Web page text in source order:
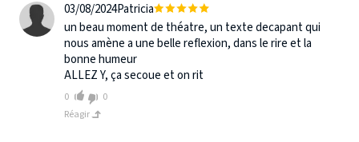
03/08/2024Patricia
un beau moment de théatre, un texte decapant qui
nous amène a une belle reflexion, dans le rire et la
bonne humeur
ALLEZ Y, ça secoue et on rit
0
0
Réagir